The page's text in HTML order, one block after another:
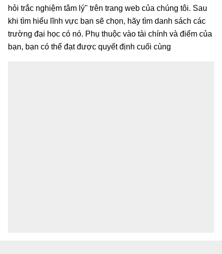
hỏi trắc nghiệm tâm lý" trên trang web của chúng tôi. Sau
khi tìm hiểu lĩnh vực bạn sẽ chọn, hãy tìm danh sách các
trường đại học có nó. Phụ thuộc vào tài chính và điểm của
bạn, bạn có thể đạt được quyết định cuối cùng